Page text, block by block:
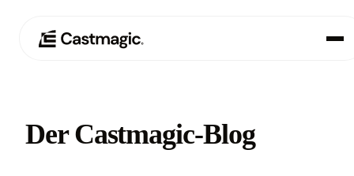
Anwendungsfälle
Der Castmagic-Blog